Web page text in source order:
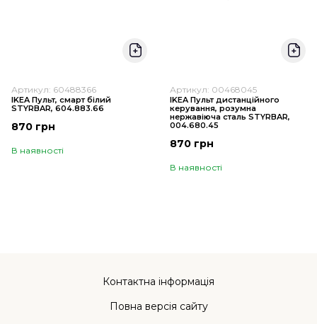
Артикул: 60488366
IKEA Пульт, смарт білий
STYRBAR, 604.883.66
870 грн
В наявності
Артикул: 00468045
IKEA Пульт дистанційного
керування, розумна
нержавіюча сталь STYRBAR,
004.680.45
870 грн
В наявності
Контактна інформація
Повна версія сайту